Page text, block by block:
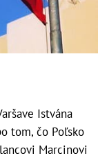
Istvána
tom, čo Poľsko
Marcinovi